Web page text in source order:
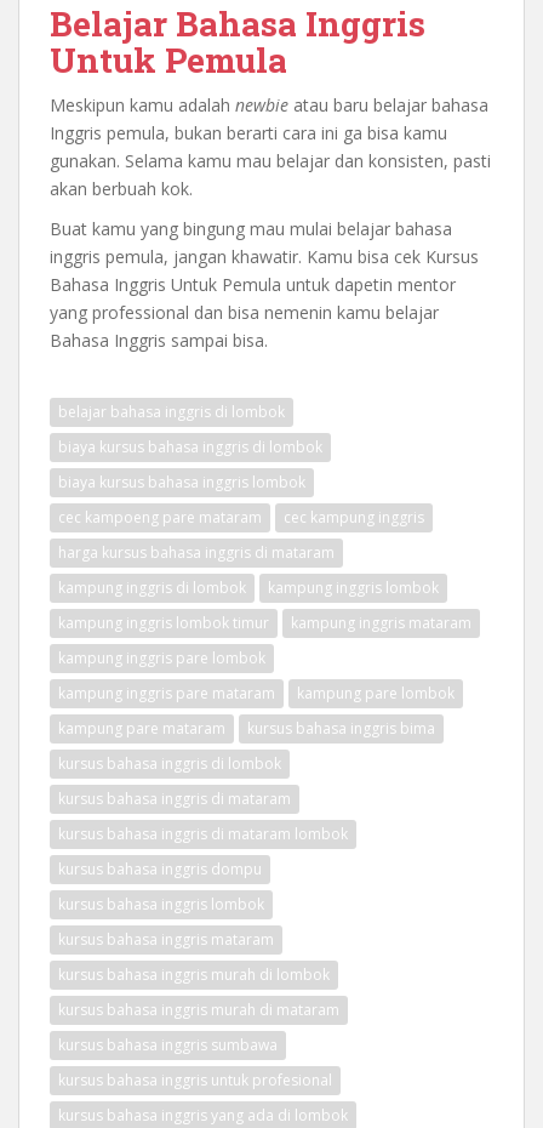
Belajar Bahasa Inggris
Untuk Pemula
Meskipun kamu adalah newbie atau baru belajar bahasa
Inggris pemula, bukan berarti cara ini ga bisa kamu
gunakan. Selama kamu mau belajar dan konsisten, pasti
akan berbuah kok.
Buat kamu yang bingung mau mulai belajar bahasa
inggris pemula, jangan khawatir. Kamu bisa cek Kursus
Bahasa Inggris Untuk Pemula untuk dapetin mentor
yang professional dan bisa nemenin kamu belajar
Bahasa Inggris sampai bisa.
belajar bahasa inggris di lombok
biaya kursus bahasa inggris di lombok
biaya kursus bahasa inggris lombok
cec kampoeng pare mataram
cec kampung inggris
harga kursus bahasa inggris di mataram
kampung inggris di lombok
kampung inggris lombok
kampung inggris lombok timur
kampung inggris mataram
kampung inggris pare lombok
kampung inggris pare mataram
kampung pare lombok
kampung pare mataram
kursus bahasa inggris bima
kursus bahasa inggris di lombok
kursus bahasa inggris di mataram
kursus bahasa inggris di mataram lombok
kursus bahasa inggris dompu
kursus bahasa inggris lombok
kursus bahasa inggris mataram
kursus bahasa inggris murah di lombok
kursus bahasa inggris murah di mataram
kursus bahasa inggris sumbawa
kursus bahasa inggris untuk profesional
kursus bahasa inggris yang ada di lombok